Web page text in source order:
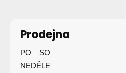
Prodejna
PO – SO
NEDĚLE